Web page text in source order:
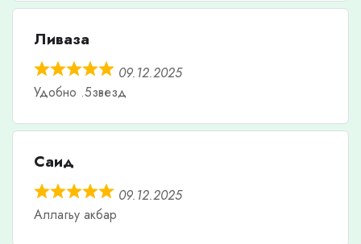
Ливаза
09.12.2025
Удобно .5звезд
Саид
09.12.2025
Аллагьу акбар